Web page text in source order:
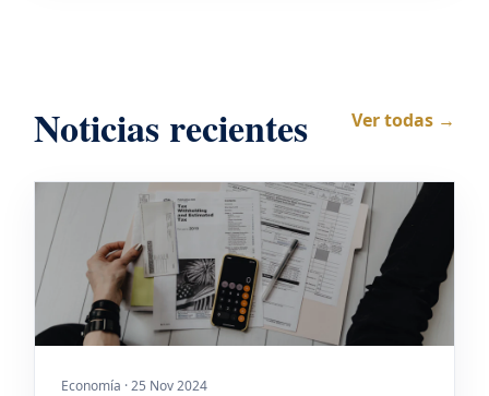
Noticias recientes Ver todas →
Economía · 25 Nov 2024